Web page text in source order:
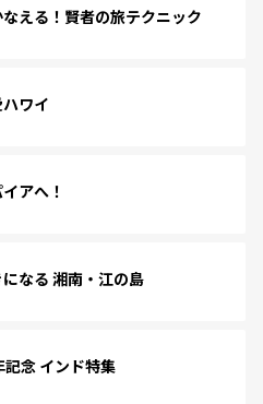
える！賢者の旅テクニック
ワイ
アへ！
なる 湘南・江の島
念 インド特集